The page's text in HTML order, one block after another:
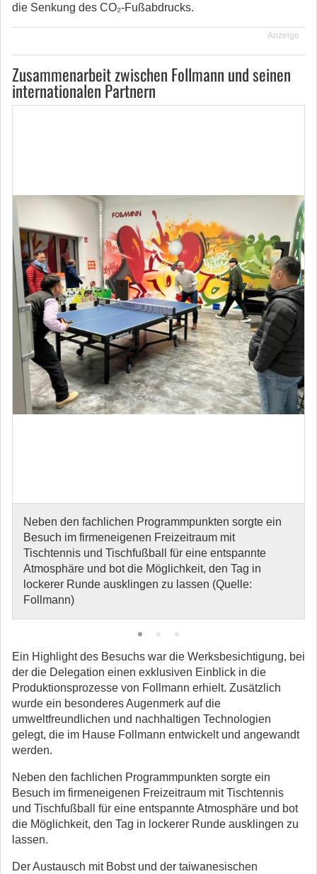
die Senkung des CO₂-Fußabdrucks.
Anzeige
Zusammenarbeit zwischen Follmann und seinen
internationalen Partnern
Neben den fachlichen Programmpunkten sorgte ein
Besuch im firmeneigenen Freizeitraum mit
Tischtennis und Tischfußball für eine entspannte
Atmosphäre und bot die Möglichkeit, den Tag in
lockerer Runde ausklingen zu lassen (Quelle:
Follmann)
Ein Highlight des Besuchs war die Werksbesichtigung, bei
der die Delegation einen exklusiven Einblick in die
Produktionsprozesse von Follmann erhielt. Zusätzlich
wurde ein besonderes Augenmerk auf die
umweltfreundlichen und nachhaltigen Technologien
gelegt, die im Hause Follmann entwickelt und angewandt
werden.
Neben den fachlichen Programmpunkten sorgte ein
Besuch im firmeneigenen Freizeitraum mit Tischtennis
und Tischfußball für eine entspannte Atmosphäre und bot
die Möglichkeit, den Tag in lockerer Runde ausklingen zu
lassen.
Der Austausch mit Bobst und der taiwanesischen